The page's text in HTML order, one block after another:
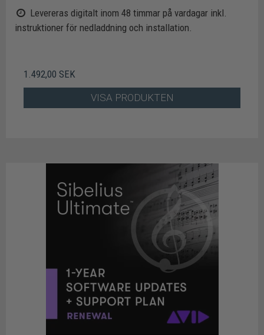
Levereras digitalt inom 48 timmar på vardagar inkl.
instruktioner för nedladdning och installation.
1.492,00 SEK
VISA PRODUKTEN